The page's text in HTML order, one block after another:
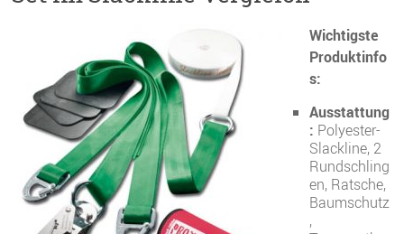
Wichtigste
Produktinfo
s:
Ausstattung
: Polyester-
Slackline, 2
Rundschling
en, Ratsche,
Baumschutz
,